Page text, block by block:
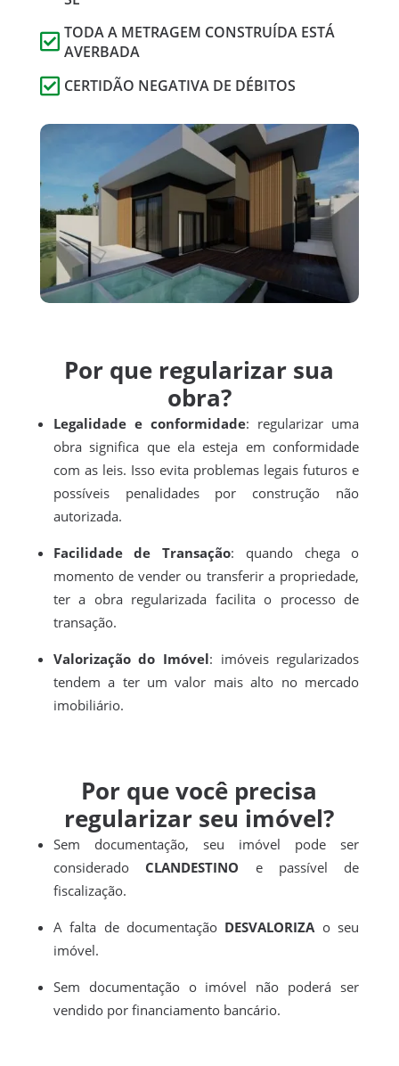
 TODA A METRAGEM CONSTRUÍDA ESTÁ
AVERBADA
 CERTIDÃO NEGATIVA DE DÉBITOS
Por que regularizar sua
obra?
Legalidade e conformidade: regularizar uma
obra significa que ela esteja em conformidade
com as leis. Isso evita problemas legais futuros e
possíveis penalidades por construção não
autorizada.
Facilidade de Transação: quando chega o
momento de vender ou transferir a propriedade,
ter a obra regularizada facilita o processo de
transação.
Valorização do Imóvel: imóveis regularizados
tendem a ter um valor mais alto no mercado
imobiliário.
Por que você precisa
regularizar seu imóvel?
Sem documentação, seu imóvel pode ser
considerado CLANDESTINO e passível de
fiscalização.
A falta de documentação DESVALORIZAo seu
imóvel.
Sem documentação o imóvel não poderá ser
vendido por financiamento bancário.